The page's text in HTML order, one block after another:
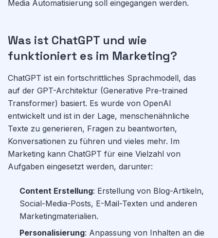
Media Automatisierung soll eingegangen werden.
Was ist ChatGPT und wie
funktioniert es im Marketing?
ChatGPT ist ein fortschrittliches Sprachmodell, das
auf der GPT-Architektur (Generative Pre-trained
Transformer) basiert. Es wurde von OpenAI
entwickelt und ist in der Lage, menschenähnliche
Texte zu generieren, Fragen zu beantworten,
Konversationen zu führen und vieles mehr. Im
Marketing kann ChatGPT für eine Vielzahl von
Aufgaben eingesetzt werden, darunter:
Content Erstellung: Erstellung von Blog-Artikeln,
Social-Media-Posts, E-Mail-Texten und anderen
Marketingmaterialien.
Personalisierung: Anpassung von Inhalten an die